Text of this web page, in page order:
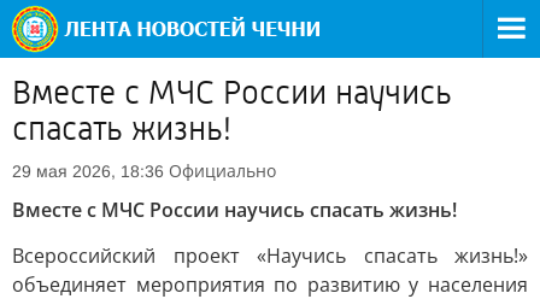
Вместе с МЧС России научись
спасать жизнь!
29 мая 2026, 18:36 Официально
Вместе с МЧС России научись спасать жизнь!
Всероссийский проект «Научись спасать жизнь!»
объединяет мероприятия по развитию у населения